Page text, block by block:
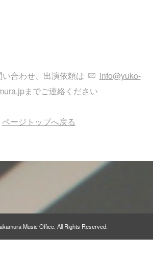
合わせ、出演依頼は
info@yuko-
までご連絡ください
ページトップへ戻る
Music Office. All Rights Reserved.